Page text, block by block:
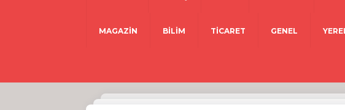
MAGAZİN BİLİM TİCARET GENEL